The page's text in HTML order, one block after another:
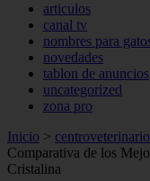
articulos
canal tv
nombres para
novedades
tablon de anuncios
uncategorized
zona pro
Inicio >
Comparativa de los
Cristalina